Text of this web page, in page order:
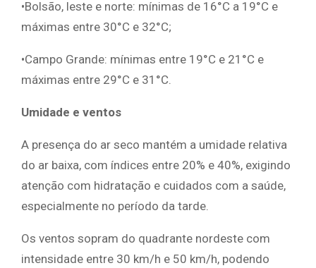
•Bolsão, leste e norte: mínimas de 16°C a 19°C e
máximas entre 30°C e 32°C;
•Campo Grande: mínimas entre 19°C e 21°C e
máximas entre 29°C e 31°C.
Umidade e ventos
A presença do ar seco mantém a umidade relativa
do ar baixa, com índices entre 20% e 40%, exigindo
atenção com hidratação e cuidados com a saúde,
especialmente no período da tarde.
Os ventos sopram do quadrante nordeste com
intensidade entre 30 km/h e 50 km/h, podendo